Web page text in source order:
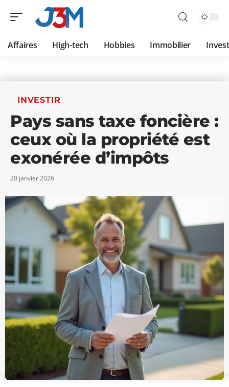
Affaires High-tech Hobbies Immobilier
INVESTIR
Pays sans taxe foncière :
ceux où la propriété est
exonérée d’impôts
20 janvier 2026